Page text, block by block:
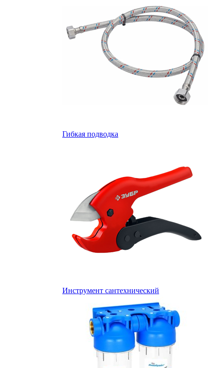
Гибкая подводка
Инструмент сантехнический